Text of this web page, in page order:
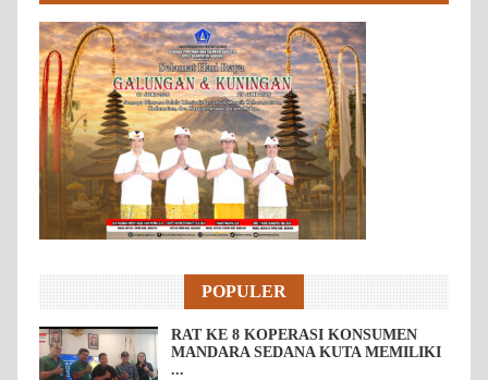
POPULER
RAT KE 8 KOPERASI KONSUMEN
MANDARA SEDANA KUTA MEMILIKI
...